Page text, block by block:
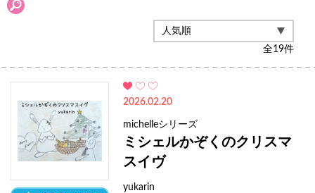
全19件
2026.02.20
michelleシリーズ
ミシェルかぞくのクリスマ
スイヴ
yukarin